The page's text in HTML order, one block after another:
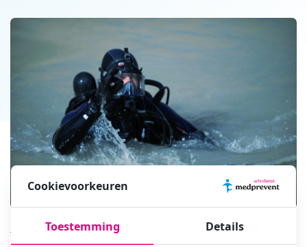
Wie zijn wij?
Cookievoorkeuren
Toestemming Details